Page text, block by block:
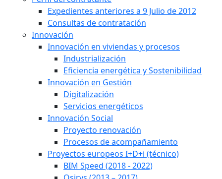
Expedientes anteriores a 9 Julio de 2012
Consultas de contratación
Innovación
Innovación en viviendas y procesos
Industrialización
Eficiencia energética y Sostenibilidad
Innovación en Gestión
Digitalización
Servicios energéticos
Innovación Social
Proyecto renovación
Procesos de acompañamiento
Proyectos europeos I+D+i (técnico)
BIM Speed (2018 - 2022)